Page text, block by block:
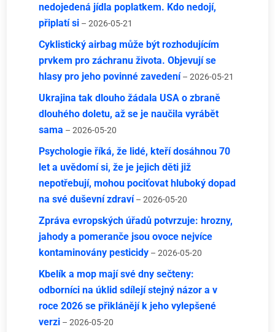
nedojedená jídla poplatkem. Kdo nedojí,
připlatí si – 2026-05-21
Cyklistický airbag může být rozhodujícím
prvkem pro záchranu života. Objevují se
hlasy pro jeho povinné zavedení – 2026-05-21
Ukrajina tak dlouho žádala USA o zbraně
dlouhého doletu, až se je naučila vyrábět
sama – 2026-05-20
Psychologie říká, že lidé, kteří dosáhnou 70
let a uvědomí si, že je jejich děti již
nepotřebují, mohou pociťovat hluboký dopad
na své duševní zdraví – 2026-05-20
Zpráva evropských úřadů potvrzuje: hrozny,
jahody a pomeranče jsou ovoce nejvíce
kontaminovány pesticidy – 2026-05-20
Kbelík a mop mají své dny sečteny:
odborníci na úklid sdílejí stejný názor a v
roce 2026 se přiklánějí k jeho vylepšené
verzi – 2026-05-20